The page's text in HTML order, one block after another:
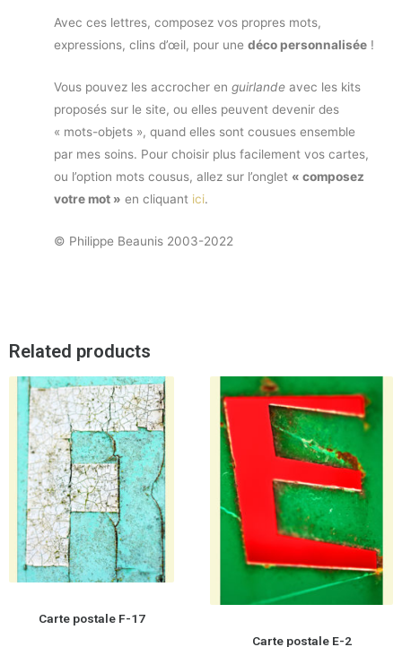
Avec ces lettres, composez vos propres mots,
expressions, clins d’œil, pour une déco personnalisée !
Vous pouvez les accrocher en guirlande avec les kits
proposés sur le site, ou elles peuvent devenir des
« mots-objets », quand elles sont cousues ensemble
par mes soins. Pour choisir plus facilement vos cartes,
ou l’option mots cousus, allez sur l’onglet « composez
votre mot » en cliquant ici.
© Philippe Beaunis 2003-2022
Related products
Carte postale F-17
Carte postale E-2